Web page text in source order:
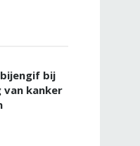
bij
van kanker